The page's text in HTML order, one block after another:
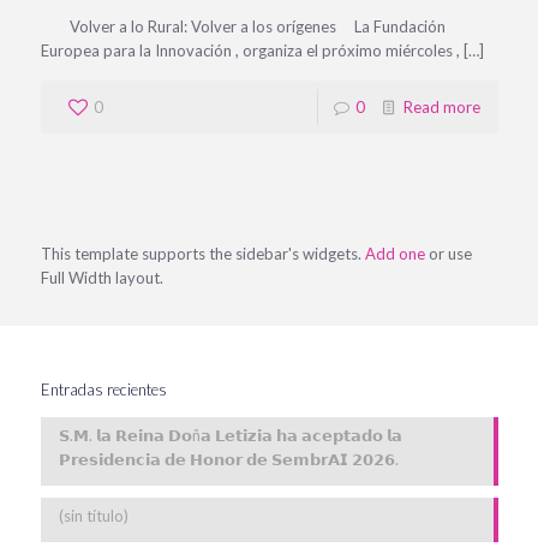
Volver a lo Rural: Volver a los orígenes La Fundación
Europea para la Innovación , organiza el próximo miércoles , […]
0 0 Read more
This template supports the sidebar's widgets. Add oneor use
Full Width layout.
Entradas recientes
𝗦.𝗠. 𝗹𝗮 𝗥𝗲𝗶𝗻𝗮 𝗗𝗼ñ𝗮 𝗟𝗲𝘁𝗶𝘇𝗶𝗮 𝗵𝗮 𝗮𝗰𝗲𝗽𝘁𝗮𝗱𝗼 𝗹𝗮
𝗣𝗿𝗲𝘀𝗶𝗱𝗲𝗻𝗰𝗶𝗮 𝗱𝗲 𝗛𝗼𝗻𝗼𝗿 𝗱𝗲 𝗦𝗲𝗺𝗯𝗿𝗔𝗜 𝟮𝟬𝟮𝟲.
(sin título)